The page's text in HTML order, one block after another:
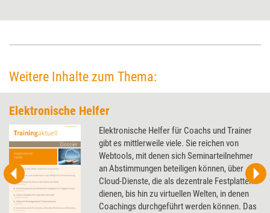
Weitere Inhalte zum Thema:
Elektronische Helfer
Elektronische Helfer für Coachs und Trainer
gibt es mittlerweile viele. Sie reichen von
Webtools, mit denen sich Seminarteilnehmer
an Abstimmungen beteiligen können, über
Cloud-Dienste, die als dezentrale Festplatten
dienen, bis hin zu virtuellen Welten, in denen
Coachings durchgeführt werden können. Das